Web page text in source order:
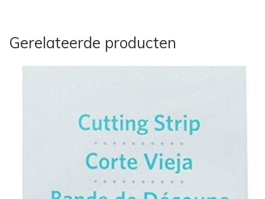
Gerelateerde producten